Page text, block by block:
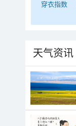
穿衣指数
天气资讯